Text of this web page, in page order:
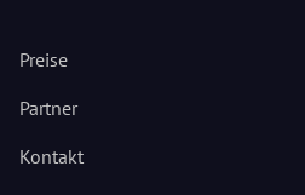
Preise
Partner
Kontakt